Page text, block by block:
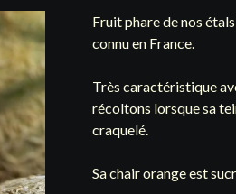
Fruit phare de nos
connu en France.
Très caractéristique
récoltons lorsque sa
craquelé.
Sa chair orange est